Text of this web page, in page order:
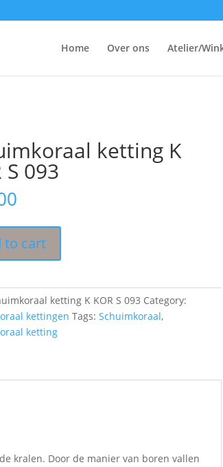
Home Over ons Atelier/
ketting K
S 093
to cart
ketting K KOR S 093 Category:
kettingen Tags:Schuimkoraal,
ketting
kralen. Door de manier van boren vallen